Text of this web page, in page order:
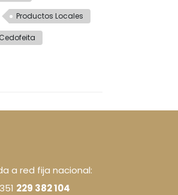
Productos Locales
a red fija nacional:
229 382 104